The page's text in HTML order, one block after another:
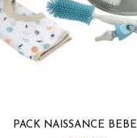
PACK NAISSANCE BEBE